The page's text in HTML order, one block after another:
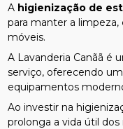
A higienização de
para manter a limpeza,
móveis.
A Lavanderia Canãã é
serviço, oferecendo
equipamentos
Ao investir na
prolonga a vida útil